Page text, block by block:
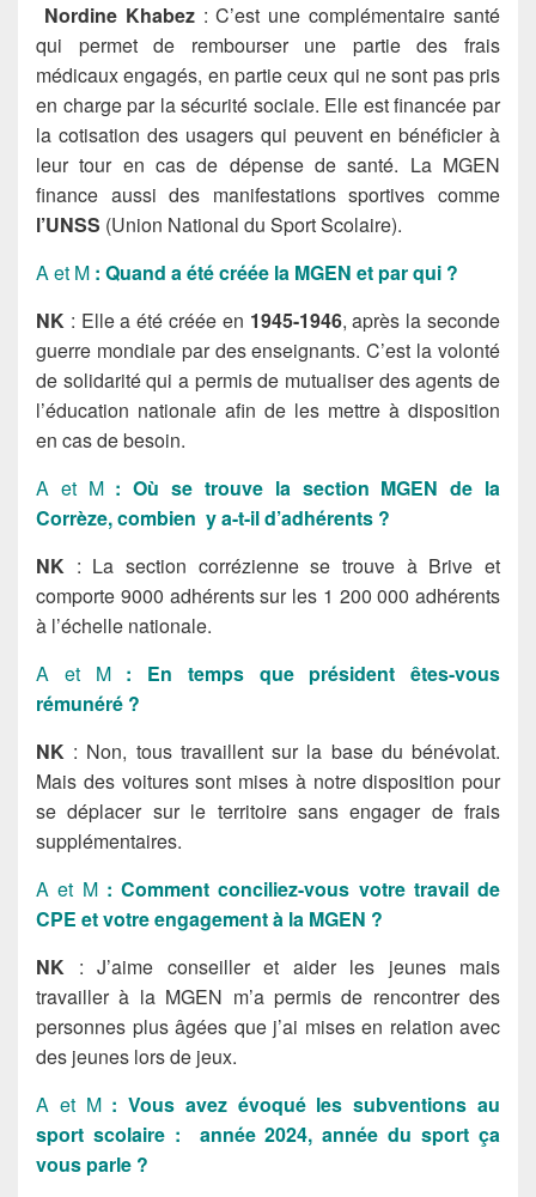
Nordine Khabez: C’est une complémentaire santé
qui permet de rembourser une partie des frais
médicaux engagés, en partie ceux qui ne sont pas pris
en charge par la sécurité sociale. Elle est financée par
la cotisation des usagers qui peuvent en bénéficier à
leur tour en cas de dépense de santé. La MGEN
finance aussi des manifestations sportives comme
l’UNSS (Union National du Sport Scolaire).
A et M : Quand a été créée la MGEN et par qui ?
NK : Elle a été créée en 1945-1946, après la seconde
guerre mondiale par des enseignants. C’est la volonté
de solidarité qui a permis de mutualiser des agents de
l’éducation nationale afin de les mettre à disposition
en cas de besoin.
A et M: Où se trouve la section MGEN de la
Corrèze, combien y a-t-il d’adhérents ?
NK : La section corrézienne se trouve à Brive et
comporte 9000 adhérents sur les 1 200 000 adhérents
à l’échelle nationale.
A et M: En temps que président êtes-vous
rémunéré ?
NK : Non, tous travaillent sur la base du bénévolat.
Mais des voitures sont mises à notre disposition pour
se déplacer sur le territoire sans engager de frais
supplémentaires.
A et M : Comment conciliez-vous votre travail de
CPE et votre engagement à la MGEN ?
NK : J’aime conseiller et aider les jeunes mais
travailler à la MGEN m’a permis de rencontrer des
personnes plus âgées que j’ai mises en relation avec
des jeunes lors de jeux.
A et M: Vous avez évoqué les subventions au
sport scolaire : année 2024, année du sport ça
vous parle ?